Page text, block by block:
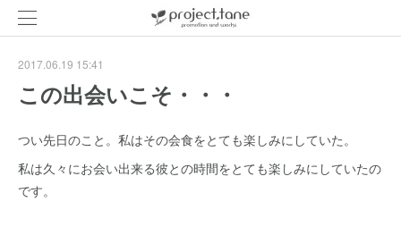
2017.06.19 15:41
この出会いこそ・・・
つい先日のこと。私はその会食をとても楽しみにしていた。
私は久々にお会い出来る彼との時間をとても楽しみにしていたの
です。